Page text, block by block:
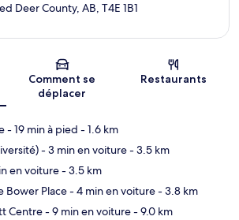
Carte
Deer County, AB, T4E 1B1
Comment se
déplacer
Restaurants
- 19 min à pied - 1.6 km
- 3 min en voiture- 3.5 km
en voiture- 3.5 km
Bower Place- 4 min en voiture- 3.8 km
Centre- 9 min en voiture- 9.0 km